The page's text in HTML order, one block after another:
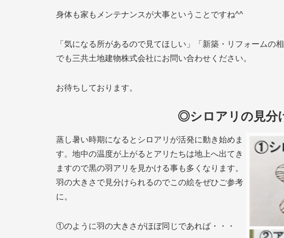
身体も家もメンテナンスが大事ということですね^^
「気になる所があるので見てほしい」「新築・リフォームの
でも三共土地建物株式会社にお問い合わせください。
お待ちしております。
◎シロアリの見分
蒸し暑い時期になるとシロアリが活発に動き始めま
す。地中の温度が上がるとアリたちは地上へ出てき
ますので黒の羽アリを見かける事も多くなります。
羽の大きさで見分けられるのでこの絵をぜひご参考
に。
①のように羽の大きさがほぼ同じであれば・・・